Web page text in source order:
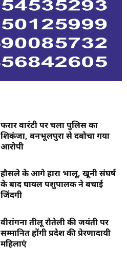
फरार वारंटी पर चला पुलिस का
शिकंजा, बनभूलपुरा से दबोचा गया
आरोपी
हौसले के आगे हारा भालू, खूनी संघर्ष
के बाद घायल पशुपालक ने बचाई
जिंदगी
वीरांगना तीलू रौतेली की जयंती पर
सम्मानित होंगी प्रदेश की प्रेरणादायी
महिलाएं